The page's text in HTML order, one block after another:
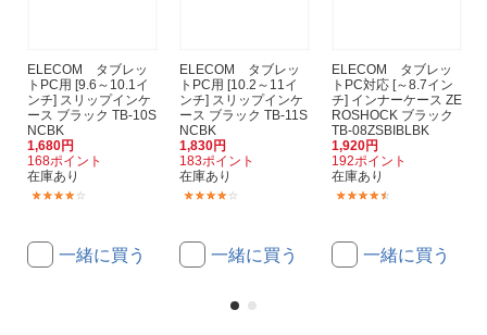
ELECOM タブレッ
トPC用 [9.6～10.1イ
ンチ] スリップインケ
ース ブラック TB-10S
NCBK
1,680円
168ポイント
在庫あり
一緒に買う
ELECOM タブレッ
トPC用 [10.2～11イ
ンチ] スリップインケ
ース ブラック TB-11S
NCBK
1,830円
183ポイント
在庫あり
一緒に買う
ELECOM タブレッ
トPC対応 [～8.7イン
チ] インナーケース ZE
ROSHOCK ブラック
TB-08ZSBIBLBK
1,920円
192ポイント
在庫あり
一緒に買う